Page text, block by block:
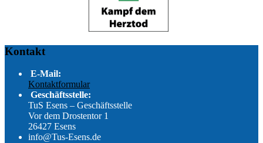
Kontakt
E-Mail:
Kontaktformular
Geschäftsstelle:
TuS Esens – Geschäftsstelle
Vor dem Drostentor 1
26427 Esens
info@Tus-Esens.de